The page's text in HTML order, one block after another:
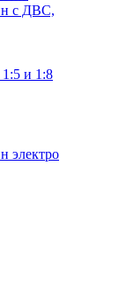
с ДВС,
и 1:8
электро